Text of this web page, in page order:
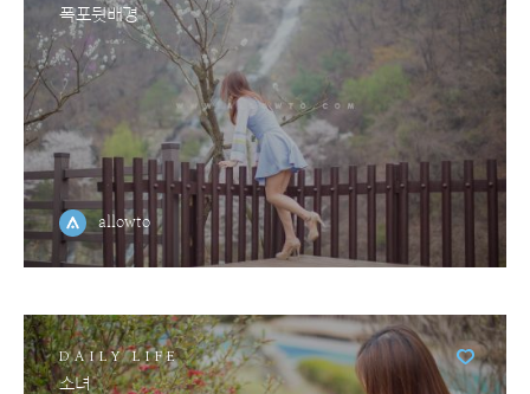
폭포뒷배경
allowto
DAILY LIFE
소녀